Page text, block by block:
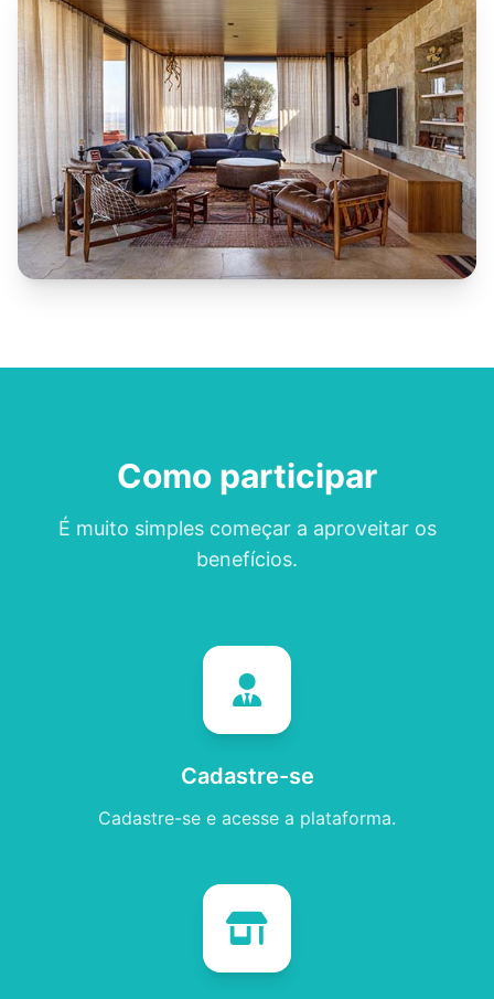
Como participar
É muito simples começar a aproveitar os
benefícios.
Cadastre-se
Cadastre-se e acesse a plataforma.